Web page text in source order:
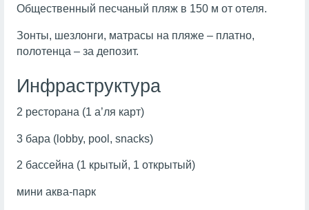
Общественный песчаный пляж в 150 м от отеля.
Зонты, шезлонги, матрасы на пляже – платно,
полотенца – за депозит.
Инфраструктура
2 ресторана (1 а’ля карт)
3 бара (lobby, pool, snacks)
2 бассейна (1 крытый, 1 открытый)
мини аква-парк